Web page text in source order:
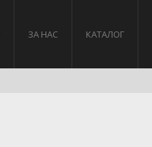
ЗА НАС КАТАЛОГ